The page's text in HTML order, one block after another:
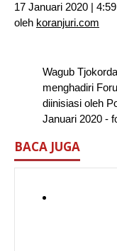
17 Januari 2020 |
oleh koranjuri.com
Wagub
menghadiri
diinisiasi oleh
Januari 2020 -
BACA JUGA